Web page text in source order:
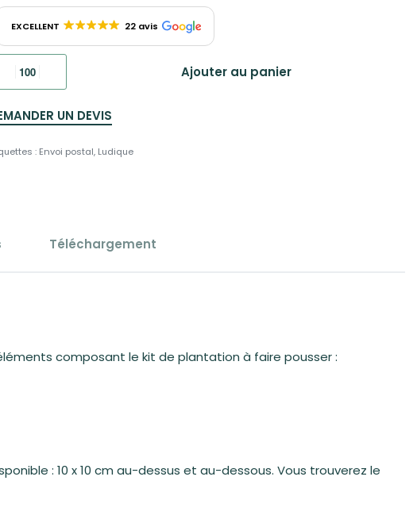
EXCELLENT 22 avis
Ajouter au panier
UN DEVIS
: Envoi postal, Ludique
Téléchargement
composant le kit de plantation à faire pousser :
: 10 x 10 cm au-dessus et au-dessous. Vous trouverez le